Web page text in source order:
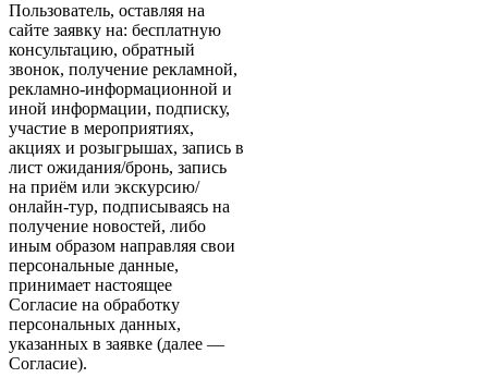
Пользователь, оставляя на
сайте заявку на: бесплатную
консультацию, обратный
звонок, получение рекламной,
рекламно-информационной и
иной информации, подписку,
участие в мероприятиях,
акциях и розыгрышах, запись в
лист ожидания/бронь, запись
на приём или экскурсию/
онлайн-тур, подписываясь на
получение новостей, либо
иным образом направляя свои
персональные данные,
принимает настоящее
Согласие на обработку
персональных данных,
указанных в заявке (далее —
Согласие).